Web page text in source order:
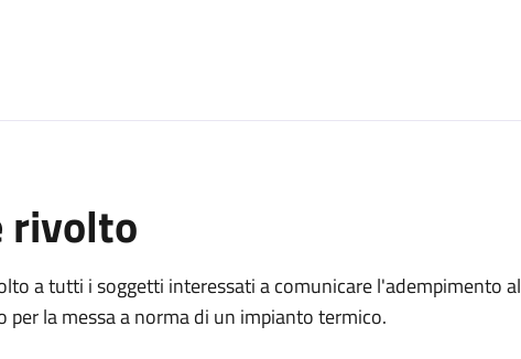
rivolto
a tutti i soggetti interessati a comunicare l'adempimento al
per la messa a norma di un impianto termico.